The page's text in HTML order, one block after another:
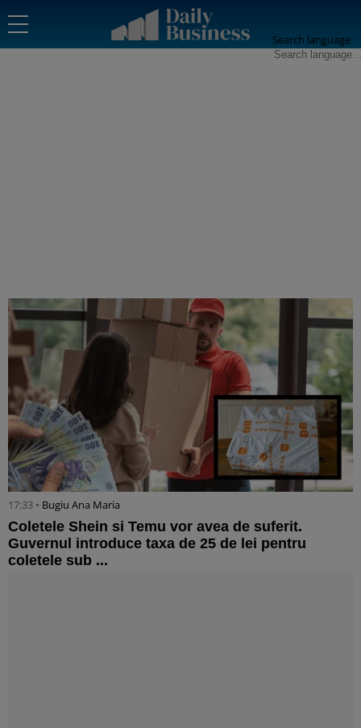
Search language
17:33 • Bugiu ⁠Ana Maria
Coletele Shein si Temu vor avea de suferit.
Guvernul introduce taxa de 25 de lei pentru
coletele sub ...